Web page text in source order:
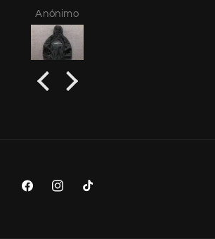
Anónimo
FacebookInstagram
TikTok